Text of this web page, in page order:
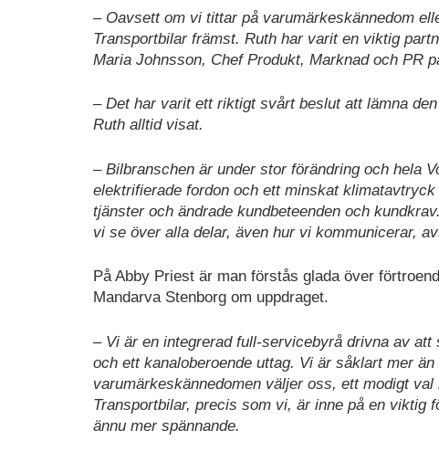
– Oavsett om vi tittar på varumärkeskännedom
Transportbilar främst. Ruth har varit en viktig
Maria Johnsson, Chef Produkt, Marknad och PR
– Det har varit ett riktigt svårt beslut att lämna
Ruth alltid visat.
– Bilbranschen är under stor förändring och hela
elektrifierade fordon och ett minskat
tjänster och ändrade kundbeteenden och
vi se över alla delar, även hur vi kommunicerar,
På Abby Priest är man förstås glada över
Mandarva Stenborg om uppdraget.
– Vi är en integrerad full-servicebyrå drivna av
och ett kanaloberoende uttag. Vi är såklart mer
varumärkeskännedomen väljer oss, ett modigt
Transportbilar, precis som vi, är inne på en viktig
ännu mer spännande.